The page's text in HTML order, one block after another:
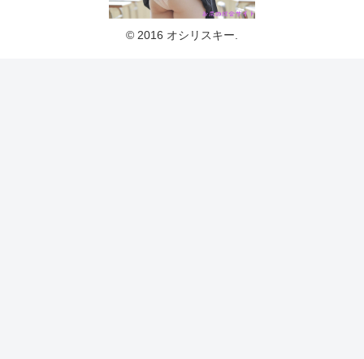
© 2016 オシリスキー.